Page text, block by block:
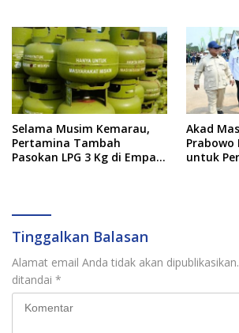
Selama Musim Kemarau,
Pertamina Tambah
Pasokan LPG 3 Kg di Empat
Akad
Prabowo
untuk
Tinggalkan Balasan
Alamat email Anda tidak akan dipublikasikan.
ditandai *